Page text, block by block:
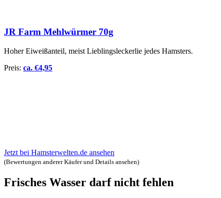
JR Farm Mehlwürmer 70g
Hoher Eiweißanteil, meist Lieblingsleckerlie jedes Hamsters.
Preis: ca. €4,95
Jetzt bei Hamsterwelten.de ansehen
(Bewertungen anderer Käufer und Details ansehen)
Frisches Wasser darf nicht fehlen